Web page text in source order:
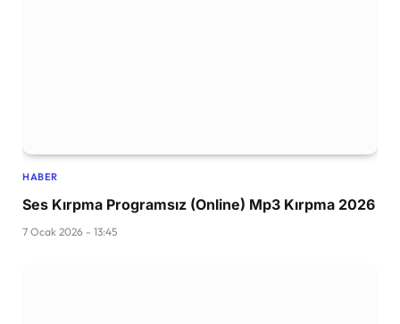
HABER
Ses Kırpma Programsız (Online) Mp3 Kırpma 2026
7 Ocak 2026 - 13:45